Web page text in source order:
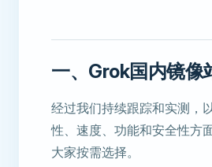
一、Grok国内镜像
经过我们持续跟踪和实测，
性、速度、功能和安全性方
大家按需选择。